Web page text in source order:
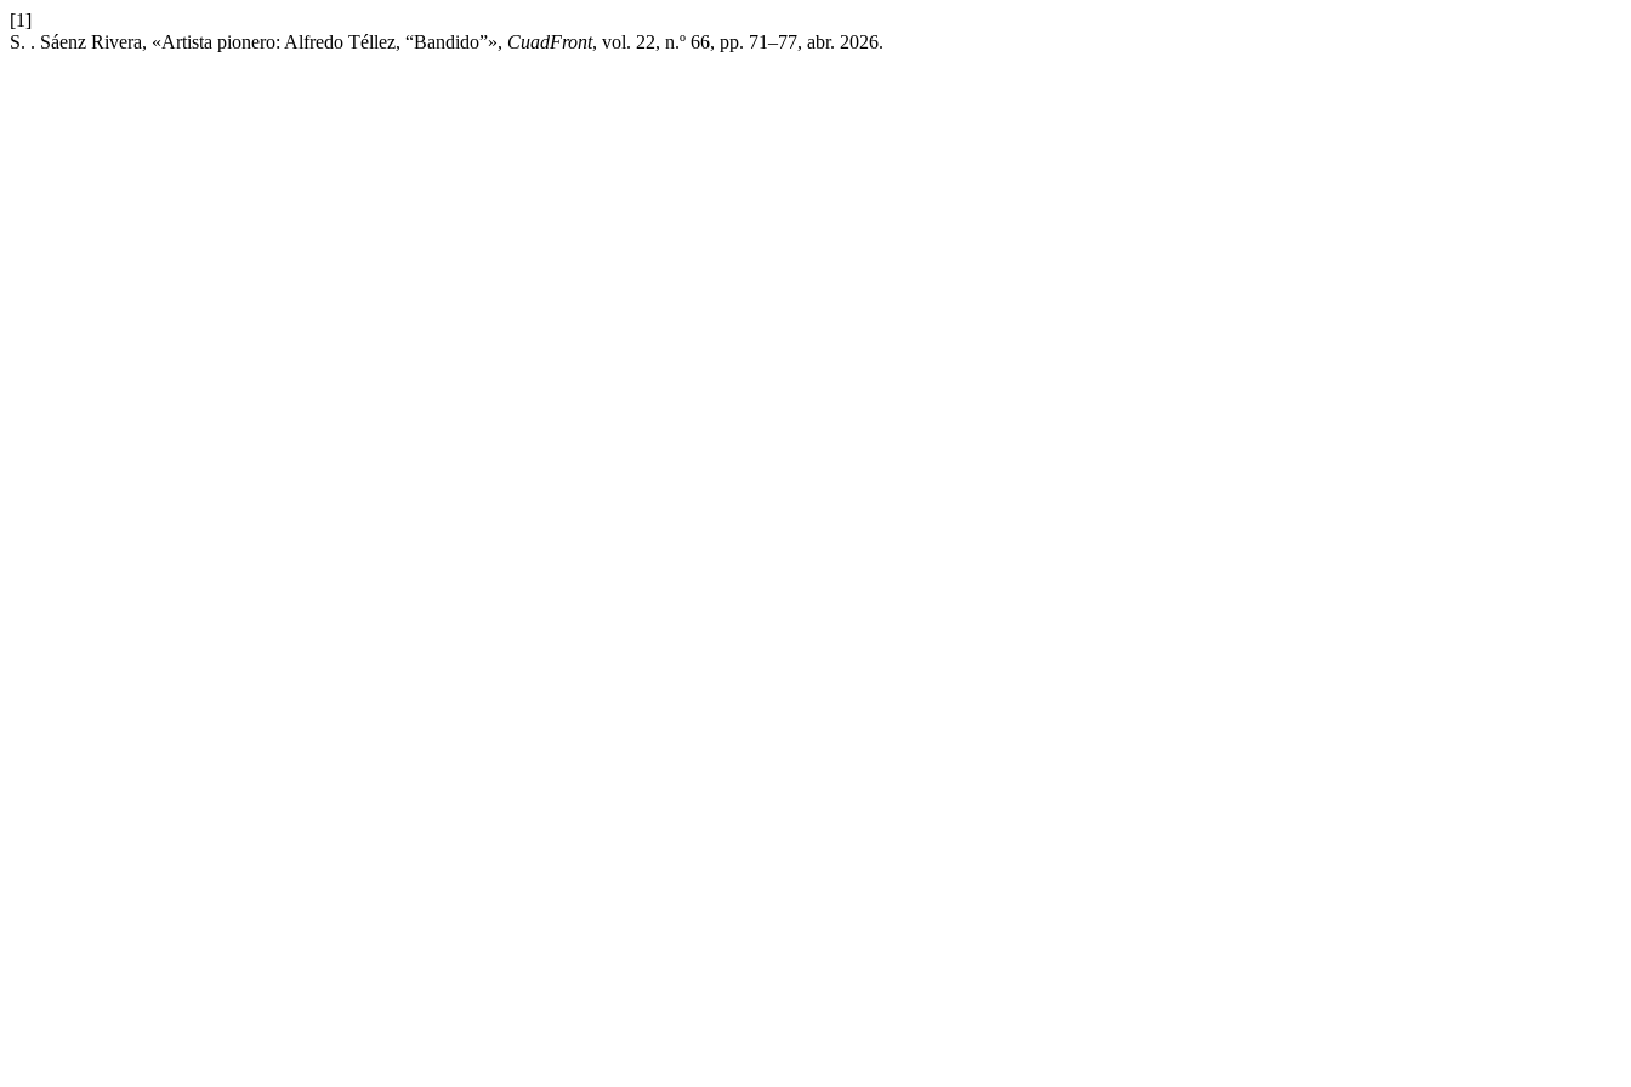
[1]
S. . Sáenz Rivera, «Artista pionero: Alfredo Téllez, “Bandido”», CuadFront, vol. 22, n.º 66, pp. 71–77, abr. 2026.